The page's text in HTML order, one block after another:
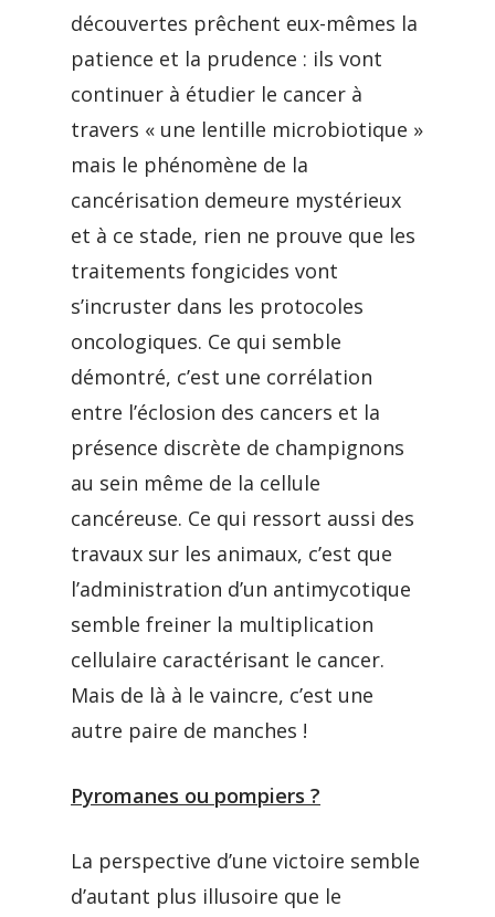
découvertes prêchent eux-mêmes la
patience et la prudence : ils vont
continuer à étudier le cancer à
travers « une lentille microbiotique »
mais le phénomène de la
cancérisation demeure mystérieux
et à ce stade, rien ne prouve que les
traitements fongicides vont
s’incruster dans les protocoles
oncologiques. Ce qui semble
démontré, c’est une corrélation
entre l’éclosion des cancers et la
présence discrète de champignons
au sein même de la cellule
cancéreuse. Ce qui ressort aussi des
travaux sur les animaux, c’est que
l’administration d’un antimycotique
semble freiner la multiplication
cellulaire caractérisant le cancer.
Mais de là à le vaincre, c’est une
autre paire de manches !
Pyromanes ou pompiers ?
La perspective d’une victoire semble
d’autant plus illusoire que le